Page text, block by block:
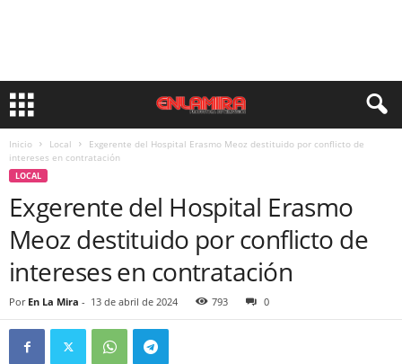
Inicio Local
Exgerente del Hospital Erasmo Meoz destituido por conflicto de
intereses en contratación
LOCAL
Exgerente del Hospital Erasmo
Meoz destituido por conflicto de
intereses en contratación
Por En La Mira - 13 de abril de 2024 793 0